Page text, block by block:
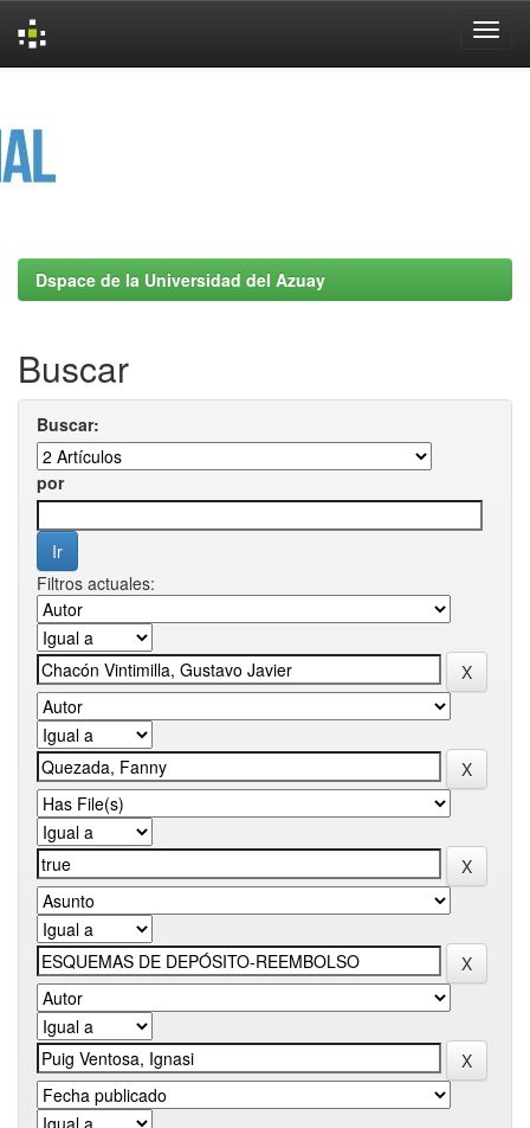
Dspace de la Universidad del Azuay
Buscar
Buscar:
por
Filtros actuales: